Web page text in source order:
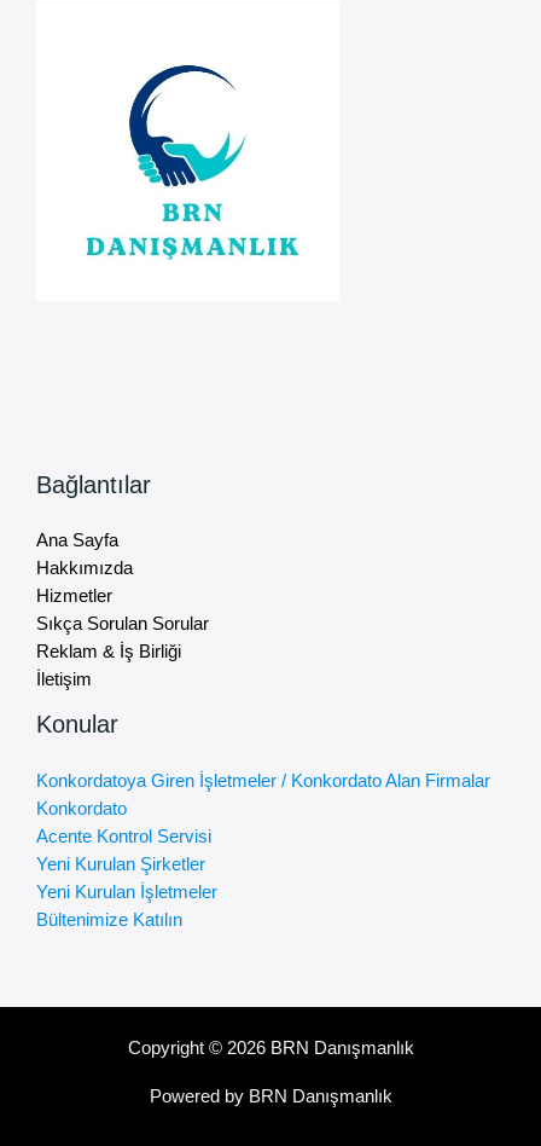
Bağlantılar
Ana Sayfa
Hakkımızda
Hizmetler
Sıkça Sorulan Sorular
Reklam & İş Birliği
İletişim
Konular
Konkordatoya Giren İşletmeler / Konkordato Alan Firmalar
Konkordato
Acente Kontrol Servisi
Yeni Kurulan Şirketler
Yeni Kurulan İşletmeler
Bültenimize Katılın
Copyright © 2026 BRN Danışmanlık
Powered by BRN Danışmanlık